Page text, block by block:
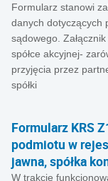
Formularz stanowi
danych dotyczących
sądowego.
spółce akcyjnej-
przyjęcia przez
spółki
Formularz KRS
podmiotu w
jawna, spółka
W trakcie